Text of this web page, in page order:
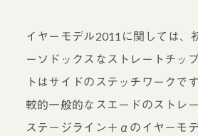
イヤーモデル2011に関しては、
ーソドックスなストレートチッ
トはサイドのステッチワークで
較的一般的なスエードのストレ
ステージライン＋αのイヤーモ